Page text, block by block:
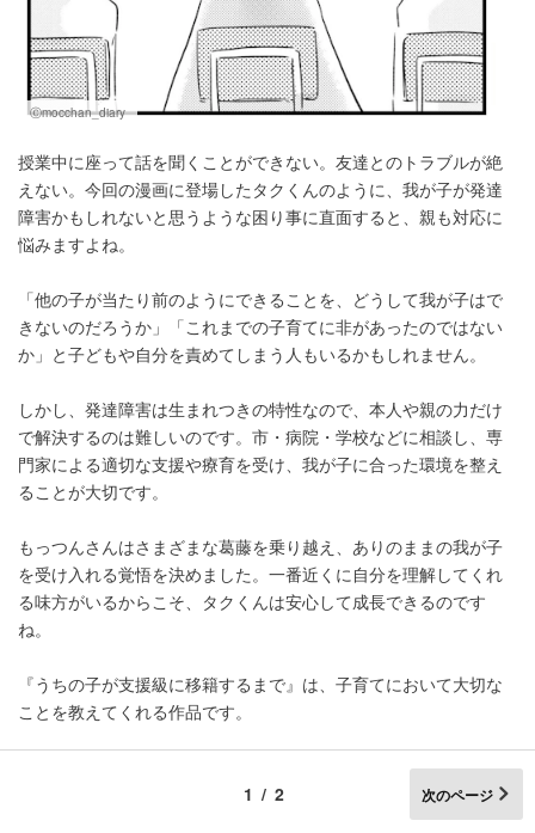
Ⓒmocchan_diary
授業中に座って話を聞くことができない。友達とのトラブルが絶
えない。今回の漫画に登場したタクくんのように、我が子が発達
障害かもしれないと思うような困り事に直面すると、親も対応に
悩みますよね。
「他の子が当たり前のようにできることを、どうして我が子はで
きないのだろうか」「これまでの子育てに非があったのではない
か」と子どもや自分を責めてしまう人もいるかもしれません。
しかし、発達障害は生まれつきの特性なので、本人や親の力だけ
で解決するのは難しいのです。市・病院・学校などに相談し、専
門家による適切な支援や療育を受け、我が子に合った環境を整え
ることが大切です。
もっつんさんはさまざまな葛藤を乗り越え、ありのままの我が子
を受け入れる覚悟を決めました。一番近くに自分を理解してくれ
る味方がいるからこそ、タクくんは安心して成長できるのです
ね。
『うちの子が支援級に移籍するまで』は、子育てにおいて大切な
ことを教えてくれる作品です。
1/2 次のページ